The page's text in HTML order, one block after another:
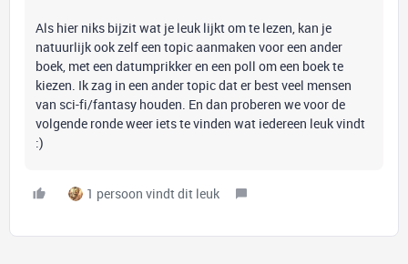
Als hier niks bijzit wat je leuk lijkt om te lezen, kan je
natuurlijk ook zelf een topic aanmaken voor een ander
boek, met een datumprikker en een poll om een boek te
kiezen. Ik zag in een ander topic dat er best veel mensen
van sci-fi/fantasy houden. En dan proberen we voor de
volgende ronde weer iets te vinden wat iedereen leuk vindt
:)
1 persoon vindt dit leuk